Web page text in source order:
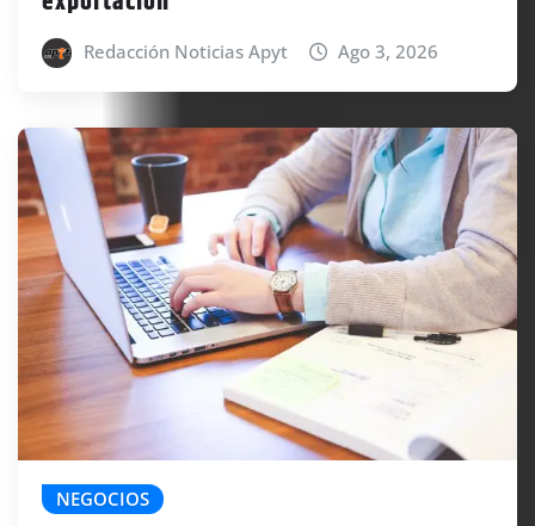
Redacción Noticias Apyt Ago 3, 2026
NEGOCIOS